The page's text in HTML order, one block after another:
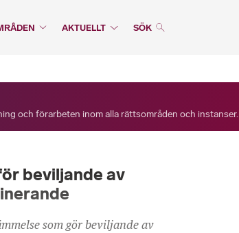
AKTUELLT SÖK
och förarbeten inom alla rättsområden och instanser.
beviljande av
som gör beviljande av